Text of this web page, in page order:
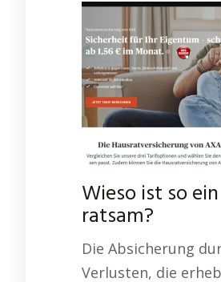
Wieso ist so
ratsam?
Die Absicherung
Verlusten, die